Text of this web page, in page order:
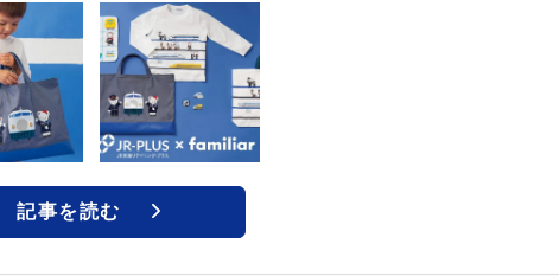
記事を読む